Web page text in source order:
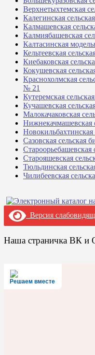
Верхнетыхтемская
Калегинская
Калмашевская
Калмиябашевская
Калтасинская
Кельтеевская
Киебаковская
Кокушевская
Краснохолмская
№ 21
Кутеремская
Кучашевская
Малокачаковская
Нижнекачмашевская
Сазовская сельская
Старояшевская
Тюльдинская
Чилибеевская
Версия
Наша страничка ВК и
Решаем вместе